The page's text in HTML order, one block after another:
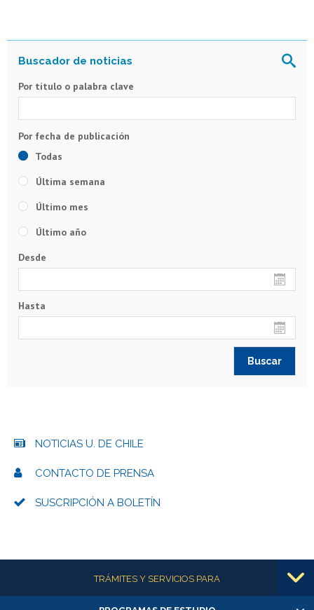
Por título o palabra clave
Todas
Última semana
Último mes
Último año
Desde
Hasta
NOTICIAS U. DE CHILE
CONTACTO DE PRENSA
SUSCRIPCIÓN A BOLETÍN
Más informaciónTRÁMITES Y SERVICIOS PARA